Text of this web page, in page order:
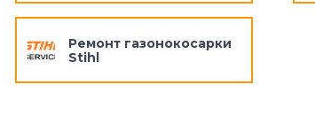
Ремонт газонокосарки
Stihl